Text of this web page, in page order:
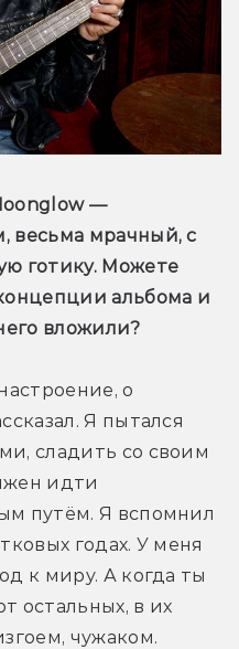
—
весьма мрачный, с
готику. Можете
альбома и
вложили?
о
Я пытался
сладить со своим
идти
путём. Я вспомнил
годах. У меня
к миру. А когда ты
остальных, в их
чужаком.